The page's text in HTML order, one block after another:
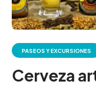
PASEOS Y EXCURSIONES
Cerveza